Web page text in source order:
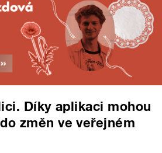
Díky aplikaci mohou
změn ve veřejném